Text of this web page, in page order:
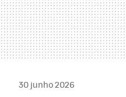
30 junho 2026